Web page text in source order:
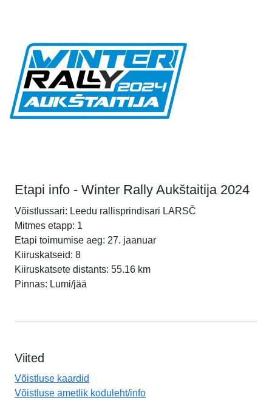
Etapi info - Winter Rally Aukštaitija 2024
Võistlussari: Leedu rallisprindisari LARSČ
Mitmes etapp: 1
Etapi toimumise aeg: 27. jaanuar
Kiiruskatseid: 8
Kiiruskatsete distants: 55.16 km
Pinnas: Lumi/jää
Viited
Võistluse kaardid
Võistluse ametlik koduleht/info